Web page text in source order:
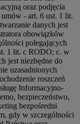
oraz podjęcia
umów - art. 6 ust. 1 lit.
danych jest
obowiązków
polegających
1 lit. c RODO; c. w
jest niezbędne do
uzasadnionych
roszczeń
Informacyjno-
bezpieczeństwo,
bezpośredni
gdy w szczególności